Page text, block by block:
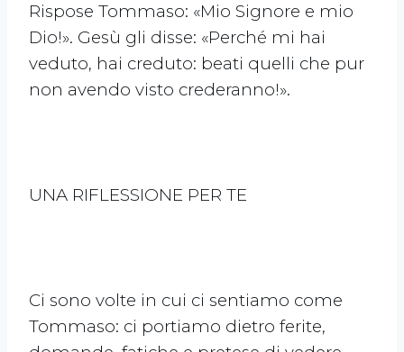
Rispose Tommaso: «Mio Signore e mio
Dio!». Gesù gli disse: «Perché mi hai
veduto, hai creduto: beati quelli che pur
non avendo visto crederanno!».
UNA RIFLESSIONE PER TE
Ci sono volte in cui ci sentiamo come
Tommaso: ci portiamo dietro ferite,